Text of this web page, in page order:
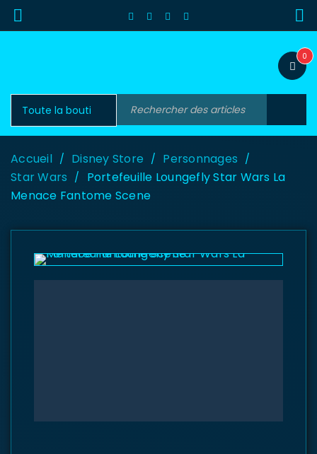
0
Accueil / Disney Store / Personnages /
Star Wars /
Portefeuille Loungefly Star Wars La
Menace Fantome Scene